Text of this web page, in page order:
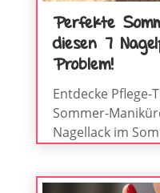
Perfekte
diesen 7
Problem!
Entdecke
Sommer-
Nagellack im